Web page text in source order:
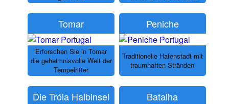
Tomar
Erforschen Sie in Tomar
die geheimnisvolle Welt der
Tempelritter
Peniche
Traditionelle Hafenstadt mit
traumhaften Stränden
Die Tróia Halbinsel Batalha